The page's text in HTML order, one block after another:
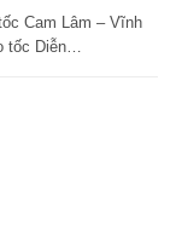
Cam Lâm – Vĩnh
tốc Diễn…